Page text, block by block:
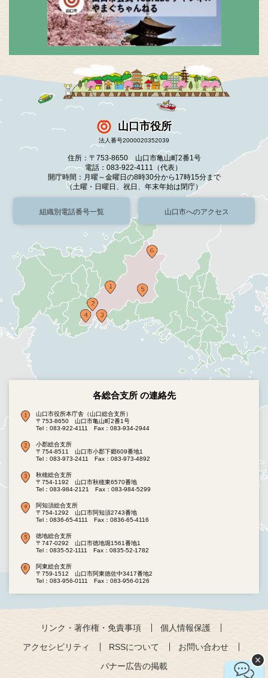
山口市役所
法人番号2000020352039
住所：〒753-8650 山口市亀山町2番1号
電話：083-922-4111（代表）
開庁時間：月曜～金曜日の8時30分から17時15分まで
（土曜・日曜日、祝日、年末年始は閉庁）
組織別電話番号一覧 山口市へのアクセス
各総合支所 の連絡先
山口市役所本庁舎（山口総合支所）
〒753-8650 山口市亀山町2番1号
Tel：083-922-4111
Fax：083-934-2944
小郡総合支所
〒754-8511 山口市小郡下郷609番地1
Tel：083-973-2411
Fax：083-973-4892
秋穂総合支所
〒754-1192 山口市秋穂東6570番地
Tel：083-984-2121
Fax：083-984-5299
阿知須総合支所
〒754-1292 山口市阿知須2743番地
Tel：0836-65-4111
Fax：0836-65-4116
徳地総合支所
〒747-0292 山口市徳地堀1561番地1
Tel：0835-52-1111
Fax：0835-52-1782
阿東総合支所
〒759-1512 山口市阿東徳佐中3417番地2
Tel：083-956-0111
Fax：083-956-0126
リンク・著作権・免責事項
個人情報保護
アクセシビリティ
RSSについて
お問い合わせ
バナー広告の掲載